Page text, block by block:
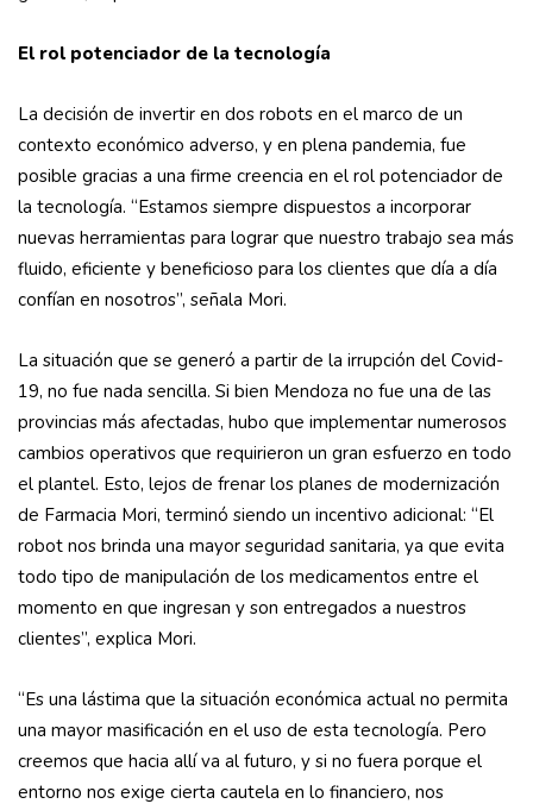
El rol potenciador de la tecnología
La decisión de invertir en dos robots en el marco de un
contexto económico adverso, y en plena pandemia, fue
posible gracias a una firme creencia en el rol potenciador de
la tecnología. “Estamos siempre dispuestos a incorporar
nuevas herramientas para lograr que nuestro trabajo sea más
fluido, eficiente y beneficioso para los clientes que día a día
confían en nosotros”, señala Mori.
La situación que se generó a partir de la irrupción del Covid-
19, no fue nada sencilla. Si bien Mendoza no fue una de las
provincias más afectadas, hubo que implementar numerosos
cambios operativos que requirieron un gran esfuerzo en todo
el plantel. Esto, lejos de frenar los planes de modernización
de Farmacia Mori, terminó siendo un incentivo adicional: “El
robot nos brinda una mayor seguridad sanitaria, ya que evita
todo tipo de manipulación de los medicamentos entre el
momento en que ingresan y son entregados a nuestros
clientes”, explica Mori.
“Es una lástima que la situación económica actual no permita
una mayor masificación en el uso de esta tecnología. Pero
creemos que hacia allí va al futuro, y si no fuera porque el
entorno nos exige cierta cautela en lo financiero, nos